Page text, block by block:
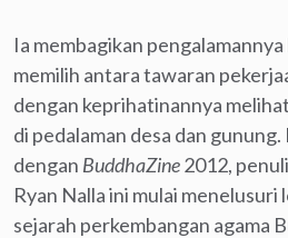
Ia membagikan
memilih antara tawaran
dengan keprihatinannya
di pedalaman desa dan
dengan BuddhaZine2012,
Ryan Nalla ini mulai
sejarah perkembangan agama